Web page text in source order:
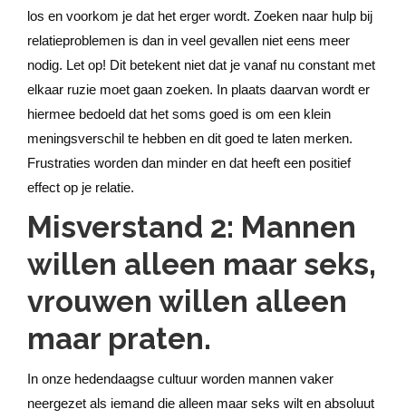
los en voorkom je dat het erger wordt. Zoeken naar hulp bij
relatieproblemen is dan in veel gevallen niet eens meer
nodig. Let op! Dit betekent niet dat je vanaf nu constant met
elkaar ruzie moet gaan zoeken. In plaats daarvan wordt er
hiermee bedoeld dat het soms goed is om een klein
meningsverschil te hebben en dit goed te laten merken.
Frustraties worden dan minder en dat heeft een positief
effect op je relatie.
Misverstand 2: Mannen
willen alleen maar seks,
vrouwen willen alleen
maar praten.
In onze hedendaagse cultuur worden mannen vaker
neergezet als iemand die alleen maar seks wilt en absoluut